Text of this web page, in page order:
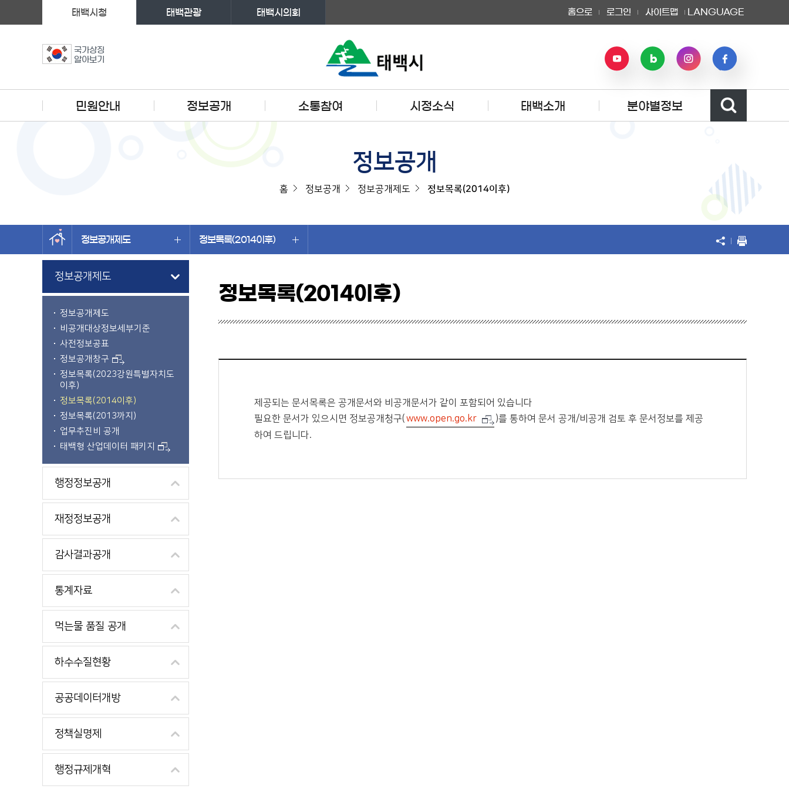
국가상징
알아보기
태백시청 태백관광 태백시의회 홈으로 로그인 사이트맵 LANGUAGE
민원안내 정보공개 소통참여 시정소식 태백소개 분야별정보
정보공개
홈 정보공개 정보공개제도 정보목록(2014이후)
정보공개제도 정보목록(2014이후)
왼쪽메뉴
정보공개제도
정보공개제도
비공개대상정보세부기준
사전정보공표
정보공개창구
정보목록(2023강원특별자치도
이후)
정보목록(2014이후)
정보목록(2013까지)
업무추진비 공개
태백형 산업데이터 패키지
행정정보공개
재정정보공개
감사결과공개
통계자료
먹는물 품질 공개
하수수질현황
공공데이터개방
정책실명제
행정규제개혁
정보목록(2014이후)
제공되는 문서목록은 공개문서와 비공개문서가 같이 포함되어 있습니다
필요한 문서가 있으시면 정보공개청구(www.open.go.kr
)를 통하여 문서 공개/비공개 검토 후 문서정보를 제공
하여 드립니다.